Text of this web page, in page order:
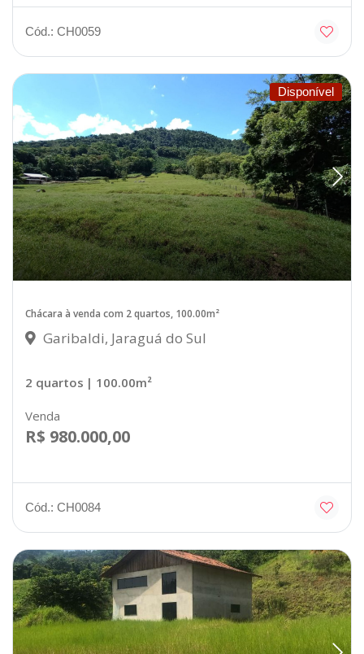
Cód.: CH0059
Disponível
Chácara à venda com 2 quartos, 100.00m²
Garibaldi, Jaraguá do Sul
2 quartos | 100.00m²
Venda
R$ 980.000,00
Cód.: CH0084